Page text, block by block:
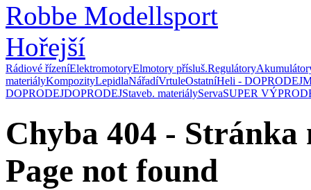
Robbe Modellsport
Hořejší
Rádiové řízeníElektromotoryElmotory přísluš.Regulátory
materiályKompozityLepidlaNářadíVrtuleOstatníHeli - DOPRODEJ
DOPRODEJDOPRODEJStaveb. materiályServaSUPER
Chyba 404 -
Page not found